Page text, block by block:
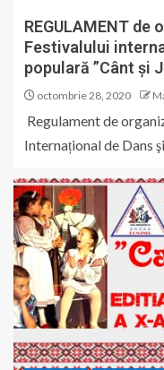
REGULAMENT
Festivalului
populară ”Cânt și
octombrie 28, 2020
Regulament de
Internațional de Dans